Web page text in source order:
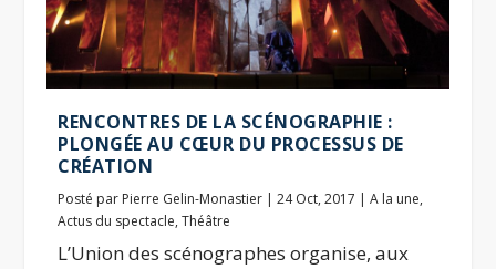
RENCONTRES DE LA SCÉNOGRAPHIE :
PLONGÉE AU CŒUR DU PROCESSUS DE
CRÉATION
Posté par Pierre Gelin-Monastier |24 Oct, 2017 |A la une,
Actus du spectacle,Théâtre
L’Union des scénographes organise, aux